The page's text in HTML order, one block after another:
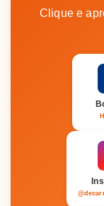
Clique e